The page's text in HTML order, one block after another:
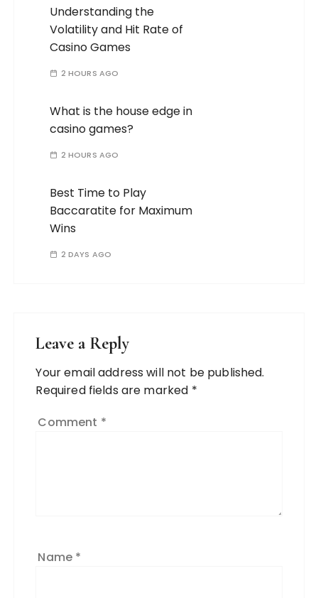
Understanding the
Volatility and Hit Rate of
Casino Games
2 HOURS AGO
What is the house edge in
casino games?
2 HOURS AGO
Best Time to Play
Baccaratite for Maximum
Wins
2 DAYS AGO
Leave a Reply
Your email address will not be published.
Required fields are marked *
Comment *
Name *